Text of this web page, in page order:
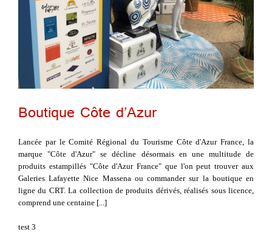
Boutique Côte d’Azur
Lancée par le Comité Régional du Tourisme Côte d'Azur France, la
marque "Côte d'Azur" se décline désormais en une multitude de
produits estampillés "Côte d'Azur France" que l'on peut trouver aux
Galeries Lafayette Nice Massena ou commander sur la boutique en
ligne du CRT. La collection de produits dérivés, réalisés sous licence,
comprend une centaine [...]
test 3